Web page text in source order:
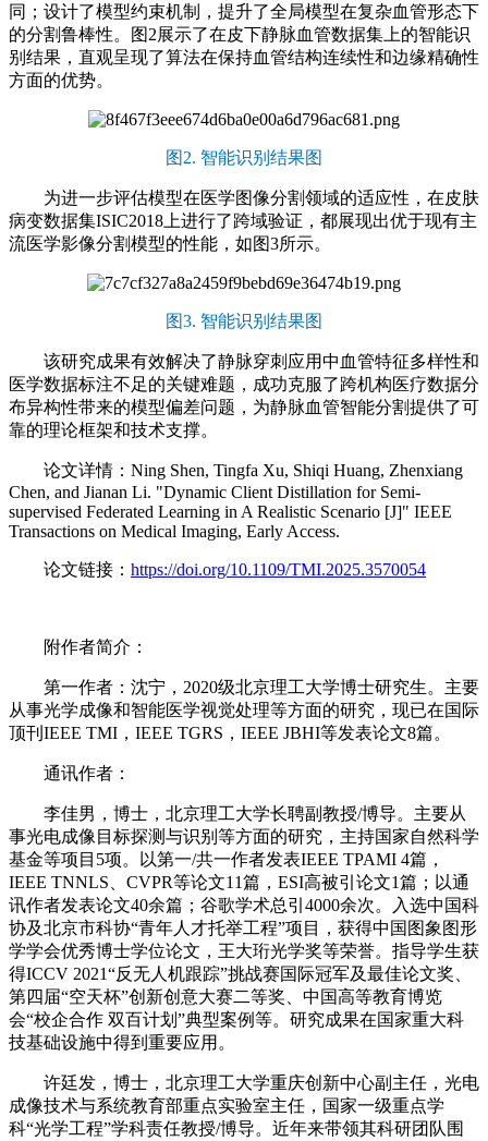
同；设计了模型约束机制，提升了全局模型在复杂血管形态下
的分割鲁棒性。图2展示了在皮下静脉血管数据集上的智能识
别结果，直观呈现了算法在保持血管结构连续性和边缘精确性
方面的优势。
图2. 智能识别结果图
为进一步评估模型在医学图像分割领域的适应性，在皮肤
病变数据集ISIC2018上进行了跨域验证，都展现出优于现有主
流医学影像分割模型的性能，如图3所示。
图3. 智能识别结果图
该研究成果有效解决了静脉穿刺应用中血管特征多样性和
医学数据标注不足的关键难题，成功克服了跨机构医疗数据分
布异构性带来的模型偏差问题，为静脉血管智能分割提供了可
靠的理论框架和技术支撑。
论文详情：Ning Shen, Tingfa Xu, Shiqi Huang, Zhenxiang
Chen, and Jianan Li. "Dynamic Client Distillation for Semi-
supervised Federated Learning in A Realistic Scenario [J]" IEEE
Transactions on Medical Imaging, Early Access.
论文链接： https://doi.org/10.1109/TMI.2025.3570054
附作者简介：
第一作者： 沈宁，2020级北京理工大学博士研究生。主要
从事光学成像和智能医学视觉处理等方面的研究，现已在国际
顶刊IEEE TMI，IEEE TGRS，IEEE JBHI等发表论文8篇。
通讯作者：
李佳男，博士，北京理工大学长聘副教授/博导。主要从
事光电成像目标探测与识别等方面的研究，主持国家自然科学
基金等项目5项。以第一/共一作者发表IEEE TPAMI 4篇，
IEEE TNNLS、CVPR等论文11篇，ESI高被引论文1篇；以通
讯作者发表论文40余篇；谷歌学术总引4000余次。入选中国科
协及北京市科协“青年人才托举工程”项目，获得中国图象图形
学学会优秀博士学位论文，王大珩光学奖等荣誉。指导学生获
得ICCV 2021“反无人机跟踪”挑战赛国际冠军及最佳论文奖、
第四届“空天杯”创新创意大赛二等奖、中国高等教育博览
会“校企合作 双百计划”典型案例等。研究成果在国家重大科
技基础设施中得到重要应用。
许廷发，博士，北京理工大学重庆创新中心副主任，光电
成像技术与系统教育部重点实验室主任，国家一级重点学
科“光学工程”学科责任教授/博导。近年来带领其科研团队围